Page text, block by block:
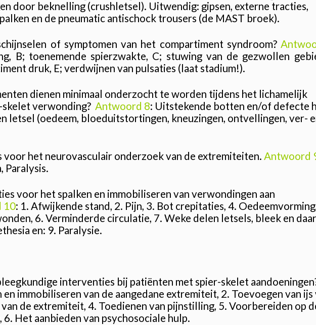
door beknelling (crushletsel). Uitwendig: gipsen, externe tracties,
en de pneumatic antischock trousers (de MAST broek).
of symptomen van het compartiment syndroom?
B; toenemende spierzwakte, C; stuwing van de gezwollen
druk, E; verdwijnen van pulsaties (laat stadium!).
dienen minimaal onderzocht te worden tijdens het lichamelijk
verwonding? Antwoord 8: Uitstekende botten en/of defecte
letsel (oedeem, bloeduitstortingen, kneuzingen, ontvellingen, ver-
voor het neurovasculair onderzoek van de extremiteiten. Antwoord
Paralysis.
voor het spalken en immobiliseren van verwondingen aan
10: 1. Afwijkende stand, 2. Pijn, 3. Bot crepitaties, 4.
6. Verminderde circulatie, 7. Weke delen letsels, bleek en
en: 9. Paralysie.
interventies bij patiënten met spier-skelet
en immobiliseren van de aangedane extremiteit, 2. Toevoegen van
de extremiteit, 4. Toedienen van pijnstilling, 5. Voorbereiden op
Het aanbieden van psychosociale hulp.